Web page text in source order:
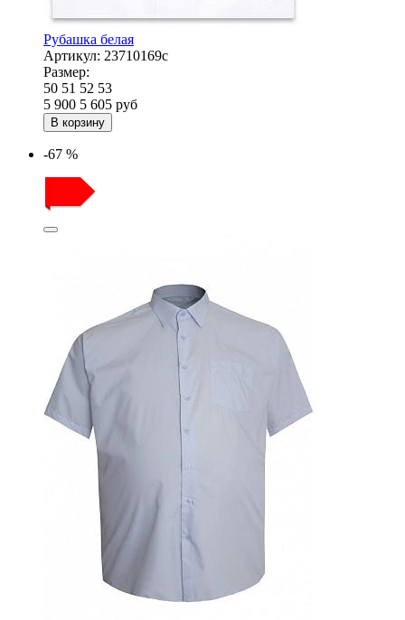
Рубашка белая
Артикул: 23710169с
Размер:
50 51 52 53
5 900 5 605 руб
В корзину
-67 %